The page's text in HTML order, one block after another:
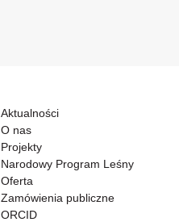
Aktualności
O nas
Projekty
Narodowy Program Leśny
Oferta
Zamówienia publiczne
ORCID